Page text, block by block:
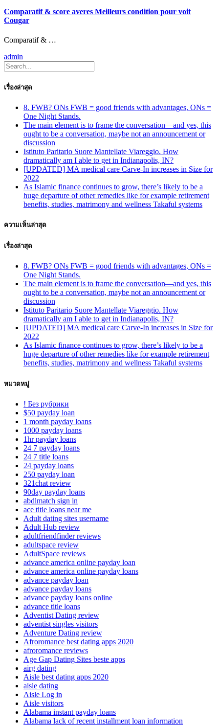
Comparatif & score averes Meilleurs condition pour voit
Cougar
Comparatif & …
admin
เรื่องล่าสุด
8. FWB? ONs FWB = good friends with advantages, ONs =
One Night Stands.
The main element is to frame the conversation—and yes, this
ought to be a conversation, maybe not an announcement or
discussion
Istituto Paritario Suore Mantellate Viareggio. How
dramatically am I able to get in Indianapolis, IN?
[UPDATED] MA medical care Carve-In increases in Size for
2022
As Islamic finance continues to grow, there’s likely to be a
huge departure of other remedies like for example retirement
benefits, studies, matrimony and wellness Takaful systems
ความเห็นล่าสุด
เรื่องล่าสุด
8. FWB? ONs FWB = good friends with advantages, ONs =
One Night Stands.
The main element is to frame the conversation—and yes, this
ought to be a conversation, maybe not an announcement or
discussion
Istituto Paritario Suore Mantellate Viareggio. How
dramatically am I able to get in Indianapolis, IN?
[UPDATED] MA medical care Carve-In increases in Size for
2022
As Islamic finance continues to grow, there’s likely to be a
huge departure of other remedies like for example retirement
benefits, studies, matrimony and wellness Takaful systems
หมวดหมู่
! Без рубрики
$50 payday loan
1 month payday loans
1000 payday loans
1hr payday loans
24 7 payday loans
24 7 title loans
24 payday loans
250 payday loan
321chat review
90day payday loans
abdlmatch sign in
ace title loans near me
Adult dating sites username
Adult Hub review
adultfriendfinder reviews
adultspace review
AdultSpace reviews
advance america online payday loan
advance america online payday loans
advance payday loan
advance payday loans
advance payday loans online
advance title loans
Adventist Dating review
adventist singles visitors
Adventure Dating review
Afroromance best dating apps 2020
afroromance reviews
Age Gap Dating Sites beste apps
airg dating
Aisle best dating apps 2020
aisle dating
Aisle Log in
Aisle visitors
Alabama instant payday loans
Alabama lack of recent installment loan information